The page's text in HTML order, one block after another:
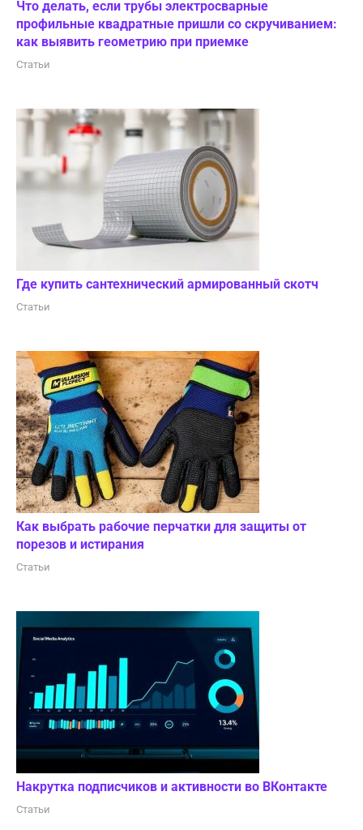
Что делать, если трубы электросварные
профильные квадратные пришли со скручиванием:
как выявить геометрию при приемке
Статьи
Где купить сантехнический армированный скотч
Статьи
Как выбрать рабочие перчатки для защиты от
порезов и истирания
Статьи
Накрутка подписчиков и активности во ВКонтакте
Статьи